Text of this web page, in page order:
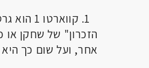
1.
הזכרון" של שחקן או
אחר, ועל שום כך